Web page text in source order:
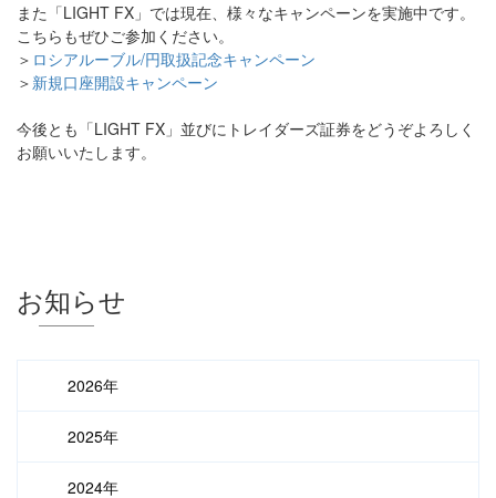
また「LIGHT FX」では現在、様々なキャンペーンを実施中です。
こちらもぜひご参加ください。
＞ ロシアルーブル/円取扱記念キャンペーン
＞ 新規口座開設キャンペーン
今後とも「LIGHT FX」並びにトレイダーズ証券をどうぞよろしく
お願いいたします。
お知らせ
2026年
2025年
2024年